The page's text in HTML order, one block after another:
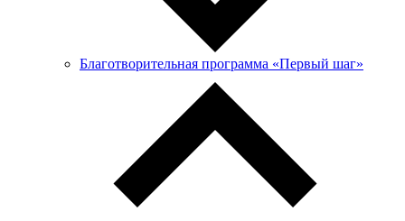
Благотворительная программа «Первый шаг»